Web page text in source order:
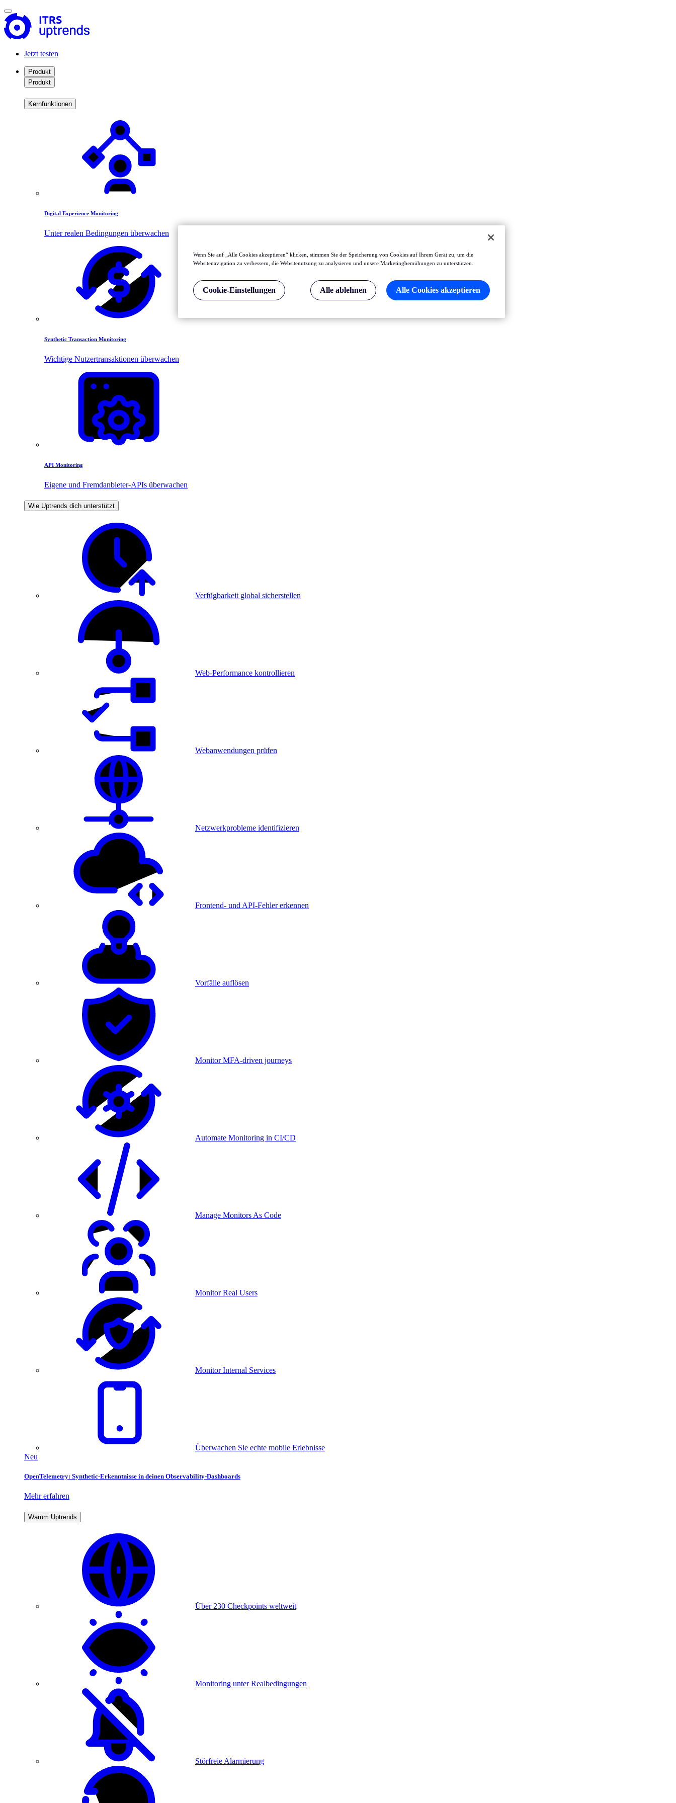
Jetzt testen
Produkt
Produkt
Kernfunktionen
Digital Experience Monitoring
Unter realen Bedingungen überwachen
Synthetic Transaction Monitoring
Wichtige Nutzertransaktionen überwachen
API Monitoring
Eigene und Fremdanbieter-APIs überwachen
Wie Uptrends dich unterstützt
Verfügbarkeit global sicherstellen
Web-Performance kontrollieren
Webanwendungen prüfen
Netzwerkprobleme identifizieren
Frontend- und API-Fehler erkennen
Vorfälle auflösen
Monitor MFA-driven journeys
Automate Monitoring in CI/CD
Manage Monitors As Code
Monitor Real Users
Monitor Internal Services
Überwachen Sie echte mobile Erlebnisse
Neu
OpenTelemetry: Synthetic-Erkenntnisse in deinen Observability-Dashboards
Mehr erfahren
Warum Uptrends
Über 230 Checkpoints weltweit
Monitoring unter Realbedingungen
Störfreie Alarmierung
Wenn Sie auf „Alle Cookies akzeptieren“ klicken, stimmen Sie der Speicherung von Cookies auf Ihrem Gerät zu, um die
Websitenavigation zu verbessern, die Websitenutzung zu analysieren und unsere Marketingbemühungen zu unterstützen.
Cookie-Einstellungen Alle ablehnen Alle Cookies akzeptieren